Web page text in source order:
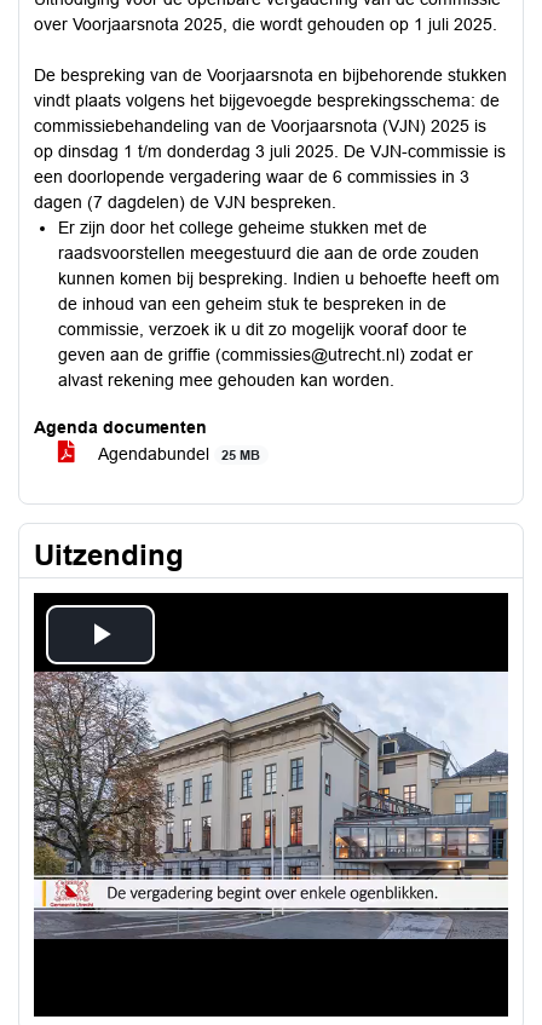
over Voorjaarsnota 2025, die wordt gehouden op 1 juli 2025.
De bespreking van de Voorjaarsnota en bijbehorende stukken
vindt plaats volgens het bijgevoegde besprekingsschema: de
commissiebehandeling van de Voorjaarsnota (VJN) 2025 is
op dinsdag 1 t/m donderdag 3 juli 2025. De VJN-commissie is
een doorlopende vergadering waar de 6 commissies in 3
dagen (7 dagdelen) de VJN bespreken.
Er zijn door het college geheime stukken met de
raadsvoorstellen meegestuurd die aan de orde zouden
kunnen komen bij bespreking. Indien u behoefte heeft om
de inhoud van een geheim stuk te bespreken in de
commissie, verzoek ik u dit zo mogelijk vooraf door te
geven aan de griffie (commissies@utrecht.nl) zodat er
alvast rekening mee gehouden kan worden.
Agenda documenten
Agendabundel
25 MB
Uitzending
Play
Video